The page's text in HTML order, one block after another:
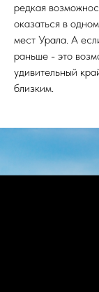
редкая
оказаться в
мест Урала. А
раньше - это
удивительный
близким.